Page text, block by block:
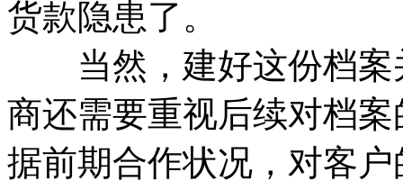
货款隐患了。
当然，建好这份档案
商还需要重视后续对档
据前期合作状况，对客